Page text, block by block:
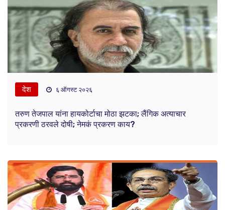
देश ६ ऑगस्ट २०२६
तरुण तेजपाल यांना हायकोर्टाचा मोठा झटका; लैंगिक अत्याचार
प्रकरणी ठरवले दोषी; नेमकं प्रकरण काय?